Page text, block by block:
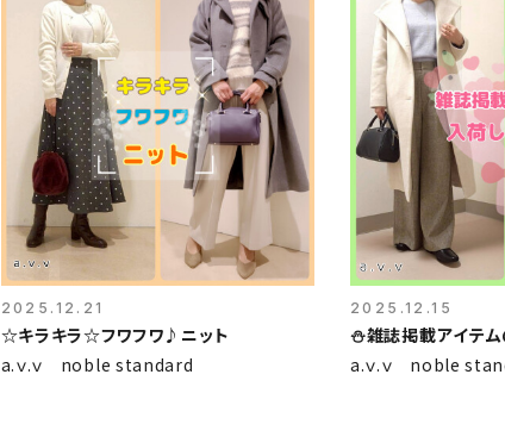
2025.12.21
☆キラキラ☆フワフワ♪ニット
a.ｖ.ｖ noble standard
2025.12.15
⛄️雑誌掲載アイテ
a.ｖ.ｖ noble